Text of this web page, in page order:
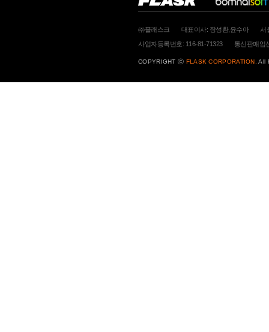
㈜플래스크 대표이사: 장성환,윤수아
서
사업자등록번호: 116-81-71323
통신판매업
COPYRIGHT ⓒ FLASK CORPORATION. All